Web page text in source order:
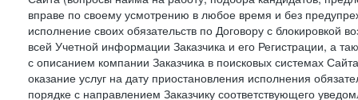
вправе по своему усмотрению в любое время и без
исполнение своих обязательств по Договору с блокировкой
всей Учетной информации Заказчика и его Регистрации, а
с описанием компании Заказчика в поисковых системах
оказание услуг на дату приостановления исполнения
порядке с направлением Заказчику соответствующего